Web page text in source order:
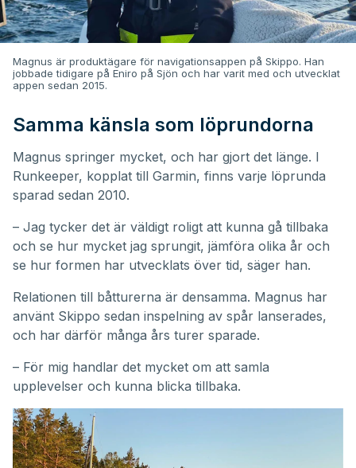
Magnus är produktägare för navigationsappen på Skippo. Han
jobbade tidigare på Eniro på Sjön och har varit med och utvecklat
appen sedan 2015.
Samma känsla som löprundorna
Magnus springer mycket, och har gjort det länge. I
Runkeeper, kopplat till Garmin, finns varje löprunda
sparad sedan 2010.
– Jag tycker det är väldigt roligt att kunna gå tillbaka
och se hur mycket jag sprungit, jämföra olika år och
se hur formen har utvecklats över tid, säger han.
Relationen till båtturerna är densamma. Magnus har
använt Skippo sedan inspelning av spår lanserades,
och har därför många års turer sparade.
– För mig handlar det mycket om att samla
upplevelser och kunna blicka tillbaka.